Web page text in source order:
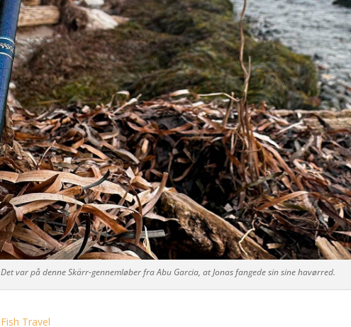
Det var på denne Skärr-gennemløber fra Abu Garcia, at Jonas fangede sin sine havørred.